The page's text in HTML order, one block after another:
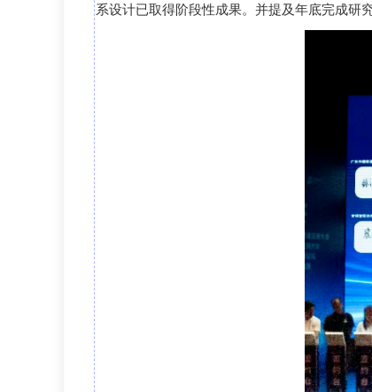
系设计已取得阶段性成果。 并提及年底完成研